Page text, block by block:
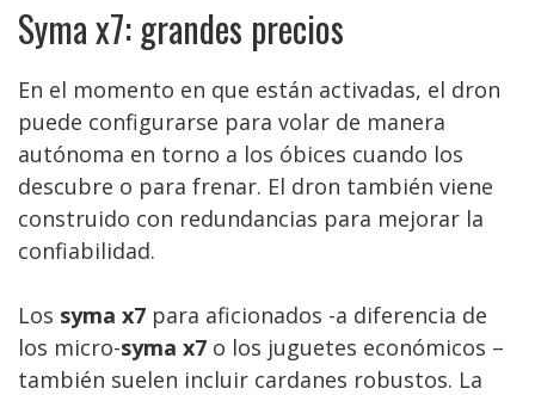
Syma x7: grandes precios
En el momento en que están activadas, el dron
puede configurarse para volar de manera
autónoma en torno a los óbices cuando los
descubre o para frenar. El dron también viene
construido con redundancias para mejorar la
confiabilidad.
Los syma x7 para aficionados -a diferencia de
los micro-syma x7 o los juguetes económicos –
también suelen incluir cardanes robustos. La